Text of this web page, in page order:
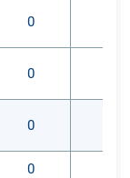
0
0
0
0